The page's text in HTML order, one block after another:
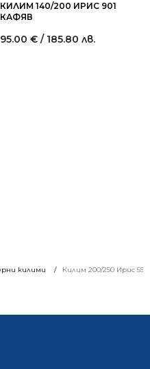
килими Килим 200/250 Ирис 595
КИЛИМ 140/200 ИРИС 901
КАФЯВ
95.00 € / 185.80 лв.